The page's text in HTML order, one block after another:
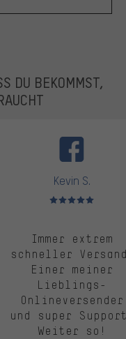
DU BEKOMMST,
Kevin S.
Bewertungen: 5 von 5
Immer extrem
schneller
Einer meiner
Lieblings-
Onlineversender
und super
Weiter so!